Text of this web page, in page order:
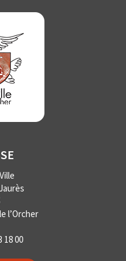
l’Orcher
18 00